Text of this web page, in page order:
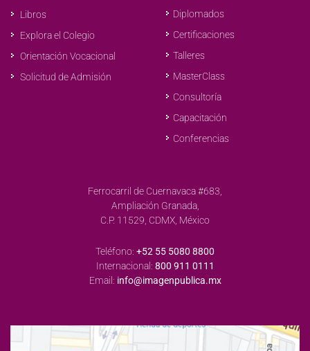
Libros
Explora el Colegio
Orientación Vocacional
Solicitud de Admisión
Diplomados
Certificaciones
Talleres
MasterClass
Consultoría
Capacitación
Conferencias
Ferrocarril de Cuernavaca #683,
Ampliación Granada,
C.P. 11529, CDMX, México
Teléfono: +52 55 5080 8800
Internacional: 800 911 0111
Email: info@imagenpublica.mx